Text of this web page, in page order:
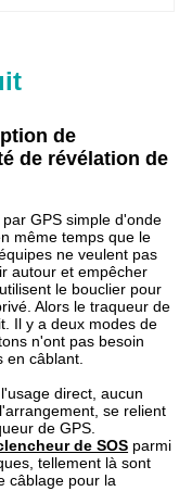
de
de révélation de
GPS simple d'onde
même temps que le
ne veulent pas
autour et empêcher
le bouclier pour
Alors le traqueur de
Il y a deux modes de
n'ont pas besoin
en câblant.
direct, aucun
se relient
de GPS.
de SOS parmi
tellement là sont
câblage pour la